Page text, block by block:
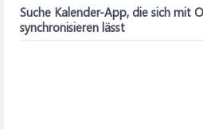
Suche Kalender-App, die sich mit
synchronisieren lässt